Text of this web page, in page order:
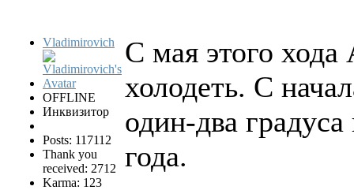
Vladimirovich
OFFLINE
Инквизитор
Posts: 117112
Thank you
received: 2712
Karma: 123
С мая этого хода
холодеть. С
один-два
года.